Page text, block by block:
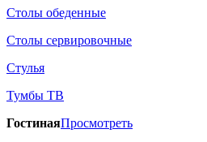
Столы обеденные
Столы сервировочные
Стулья
Тумбы ТВ
ГостинаяПросмотреть